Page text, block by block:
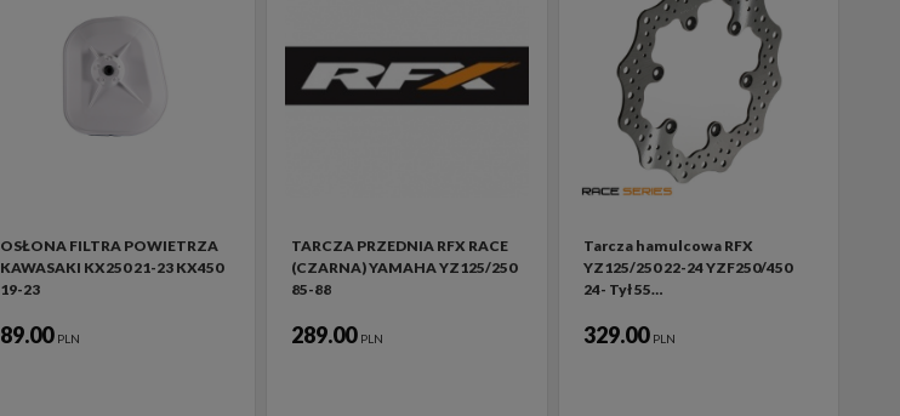
OSŁONA FILTRA POWIETRZA
KAWASAKI KX250 21-23 KX450
19-23
89.00 PLN
TARCZA PRZEDNIA RFX RACE
(CZARNA) YAMAHA YZ125/250
85-88
289.00 PLN
Tarcza hamulcowa RFX
YZ125/250 22-24 YZF250/450
24- Tył 55…
329.00 PLN